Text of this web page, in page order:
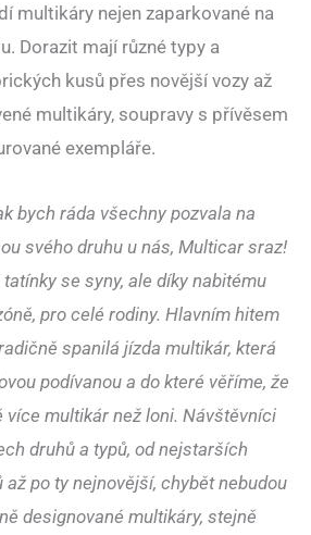
multikáry nejen zaparkované na
Dorazit mají různé typy a
kusů přes novější vozy až
multikáry, soupravy s přívěsem
exempláře.
bych ráda všechny pozvala na
svého druhu u nás, Multicar sraz!
se syny, ale díky nabitému
pro celé rodiny. Hlavním hitem
spanilá jízda multikár, která
podívanou a do které věříme, že
více multikár než loni. Návštěvníci
druhů a typů, od nejstarších
po ty nejnovější, chybět nebudou
designované multikáry, stejně